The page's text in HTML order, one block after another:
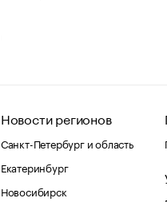
Новости регионов
Санкт-Петербург и область
Екатеринбург
Новосибирск